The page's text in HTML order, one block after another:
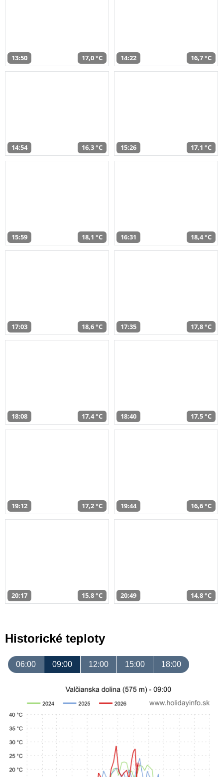
13:50 17,0 °C 14:22 16,7 °C
14:54 16,3 °C 15:26 17,1 °C
15:59 18,1 °C 16:31 18,4 °C
17:03 18,6 °C 17:35 17,8 °C
18:08 17,4 °C 18:40 17,5 °C
19:12 17,2 °C 19:44 16,6 °C
20:17 15,8 °C 20:49 14,8 °C
Historické teploty
06:00 09:00 12:00 15:00 18:00